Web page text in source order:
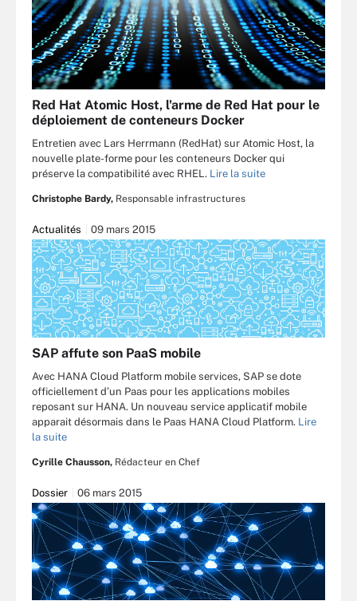
Red Hat Atomic Host, l'arme de Red Hat pour le
déploiement de conteneurs Docker
Entretien avec Lars Herrmann (RedHat) sur Atomic Host, la
nouvelle plate-forme pour les conteneurs Docker qui
préserve la compatibilité avec RHEL. Lire la suite
Christophe Bardy, Responsable infrastructures
Actualités 09 mars 2015
SAP affute son PaaS mobile
Avec HANA Cloud Platform mobile services, SAP se dote
officiellement d’un Paas pour les applications mobiles
reposant sur HANA. Un nouveau service applicatif mobile
apparait désormais dans le Paas HANA Cloud Platform. Lire
la suite
Cyrille Chausson, Rédacteur en Chef
Dossier 06 mars 2015